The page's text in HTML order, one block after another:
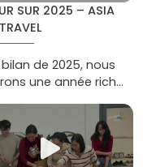
SUR 2025 – ASIA
bilan de 2025, nous
une année rich...